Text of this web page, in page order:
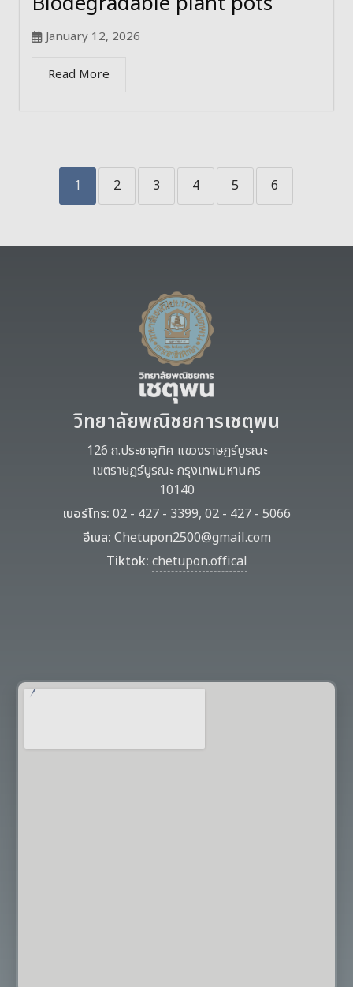
January 12, 2026
Read More
1 2 3 4 5 6
วิทยาลัยพณิชยการเชตุพน
126 ถ.ประชาอุทิศ แขวงราษฎร์บูรณะ
เขตราษฎร์บูรณะ กรุงเทพมหานคร
10140
เบอร์โทร: 02 - 427 - 3399, 02 - 427 - 5066
อีเมล: Chetupon2500@gmail.com
Tiktok: chetupon.offical